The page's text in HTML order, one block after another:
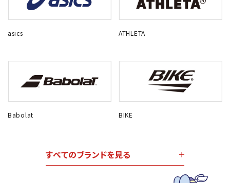
asics ATHLETA
Babolat BIKE
すべてのブランドを見る